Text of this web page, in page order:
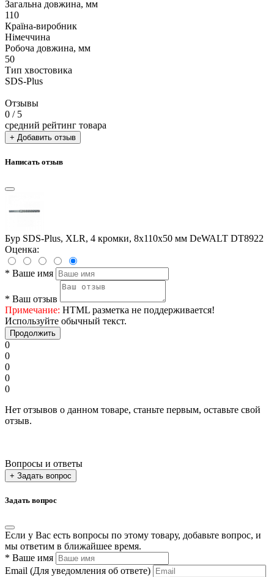
Загальна довжина, мм
110
Країна-виробник
Німеччина
Робоча довжина, мм
50
Тип хвостовика
SDS-Plus
Отзывы
0 / 5
средний рейтинг товара
+ Добавить отзыв
Написать отзыв
Бур SDS-Plus, XLR, 4 кромки, 8x110x50 мм DeWALT DT8922
Оценка:
* Ваше имя
* Ваш отзыв
Примечание: HTML разметка не поддерживается!
Используйте обычный текст.
Продолжить
0
0
0
0
0
Нет отзывов о данном товаре, станьте первым, оставьте свой
отзыв.
Вопросы и ответы
+ Задать вопрос
Задать вопрос
Если у Вас есть вопросы по этому товару, добавьте вопрос, и
мы ответим в ближайшее время.
* Ваше имя
Email (Для уведомления об ответе)